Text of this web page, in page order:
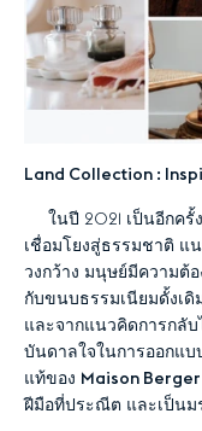
Land Collection :
ในปี 2021 เป็นอีกครั้
เชื่อมโยงสู่ธรรมชาติ แ
วงกว้าง มนุษย์มีความต้
กับขนบธรรมเนียมดั้งเดิ
และจากแนวคิดการกลั
บันดาลใจในการออกแ
แท้ของ Maison Berger
ฝีมือที่ประณีต และเป็นม